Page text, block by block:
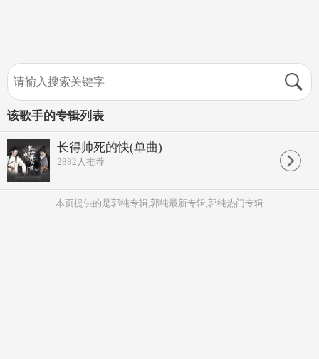
该歌手的专辑列表
长得帅死的快(单曲)
2882 人推荐
本页提供的是郭纯专辑,郭纯最新专辑,郭纯热门专辑